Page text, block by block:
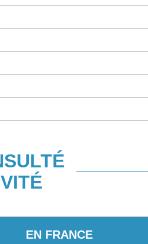
EN FRANCE